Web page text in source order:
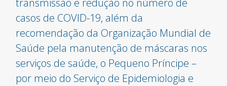
transmissão e redução no número de
casos de COVID-19, além da
recomendação da Organização Mundial de
Saúde pela manutenção de máscaras nos
serviços de saúde, o Pequeno Príncipe –
por meio do Serviço de Epidemiologia e